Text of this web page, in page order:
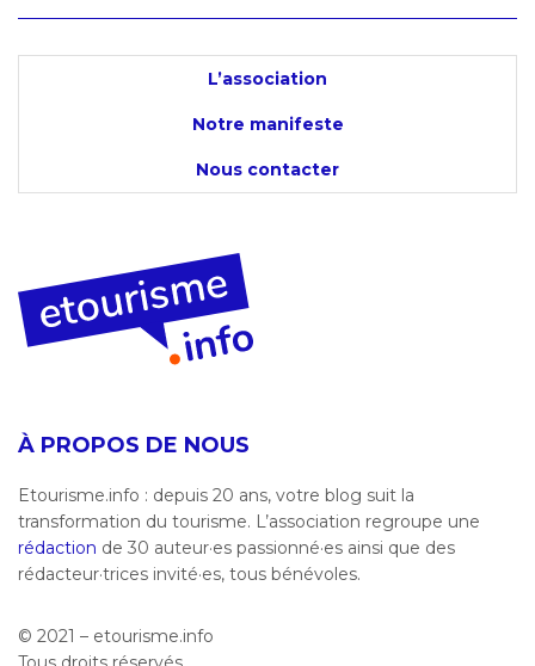
L’association
Notre manifeste
Nous contacter
À PROPOS DE NOUS
Etourisme.info : depuis 20 ans, votre blog suit la
transformation du tourisme. L’association regroupe une
rédaction de 30 auteur·es passionné·es ainsi que des
rédacteur·trices invité·es, tous bénévoles.
© 2021 – etourisme.info